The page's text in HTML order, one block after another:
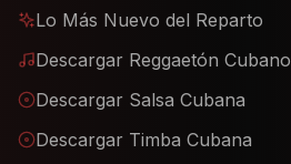
Lo Más Nuevo del Reparto
Descargar Reggaetón Cubano
Descargar Salsa Cubana
Descargar Timba Cubana